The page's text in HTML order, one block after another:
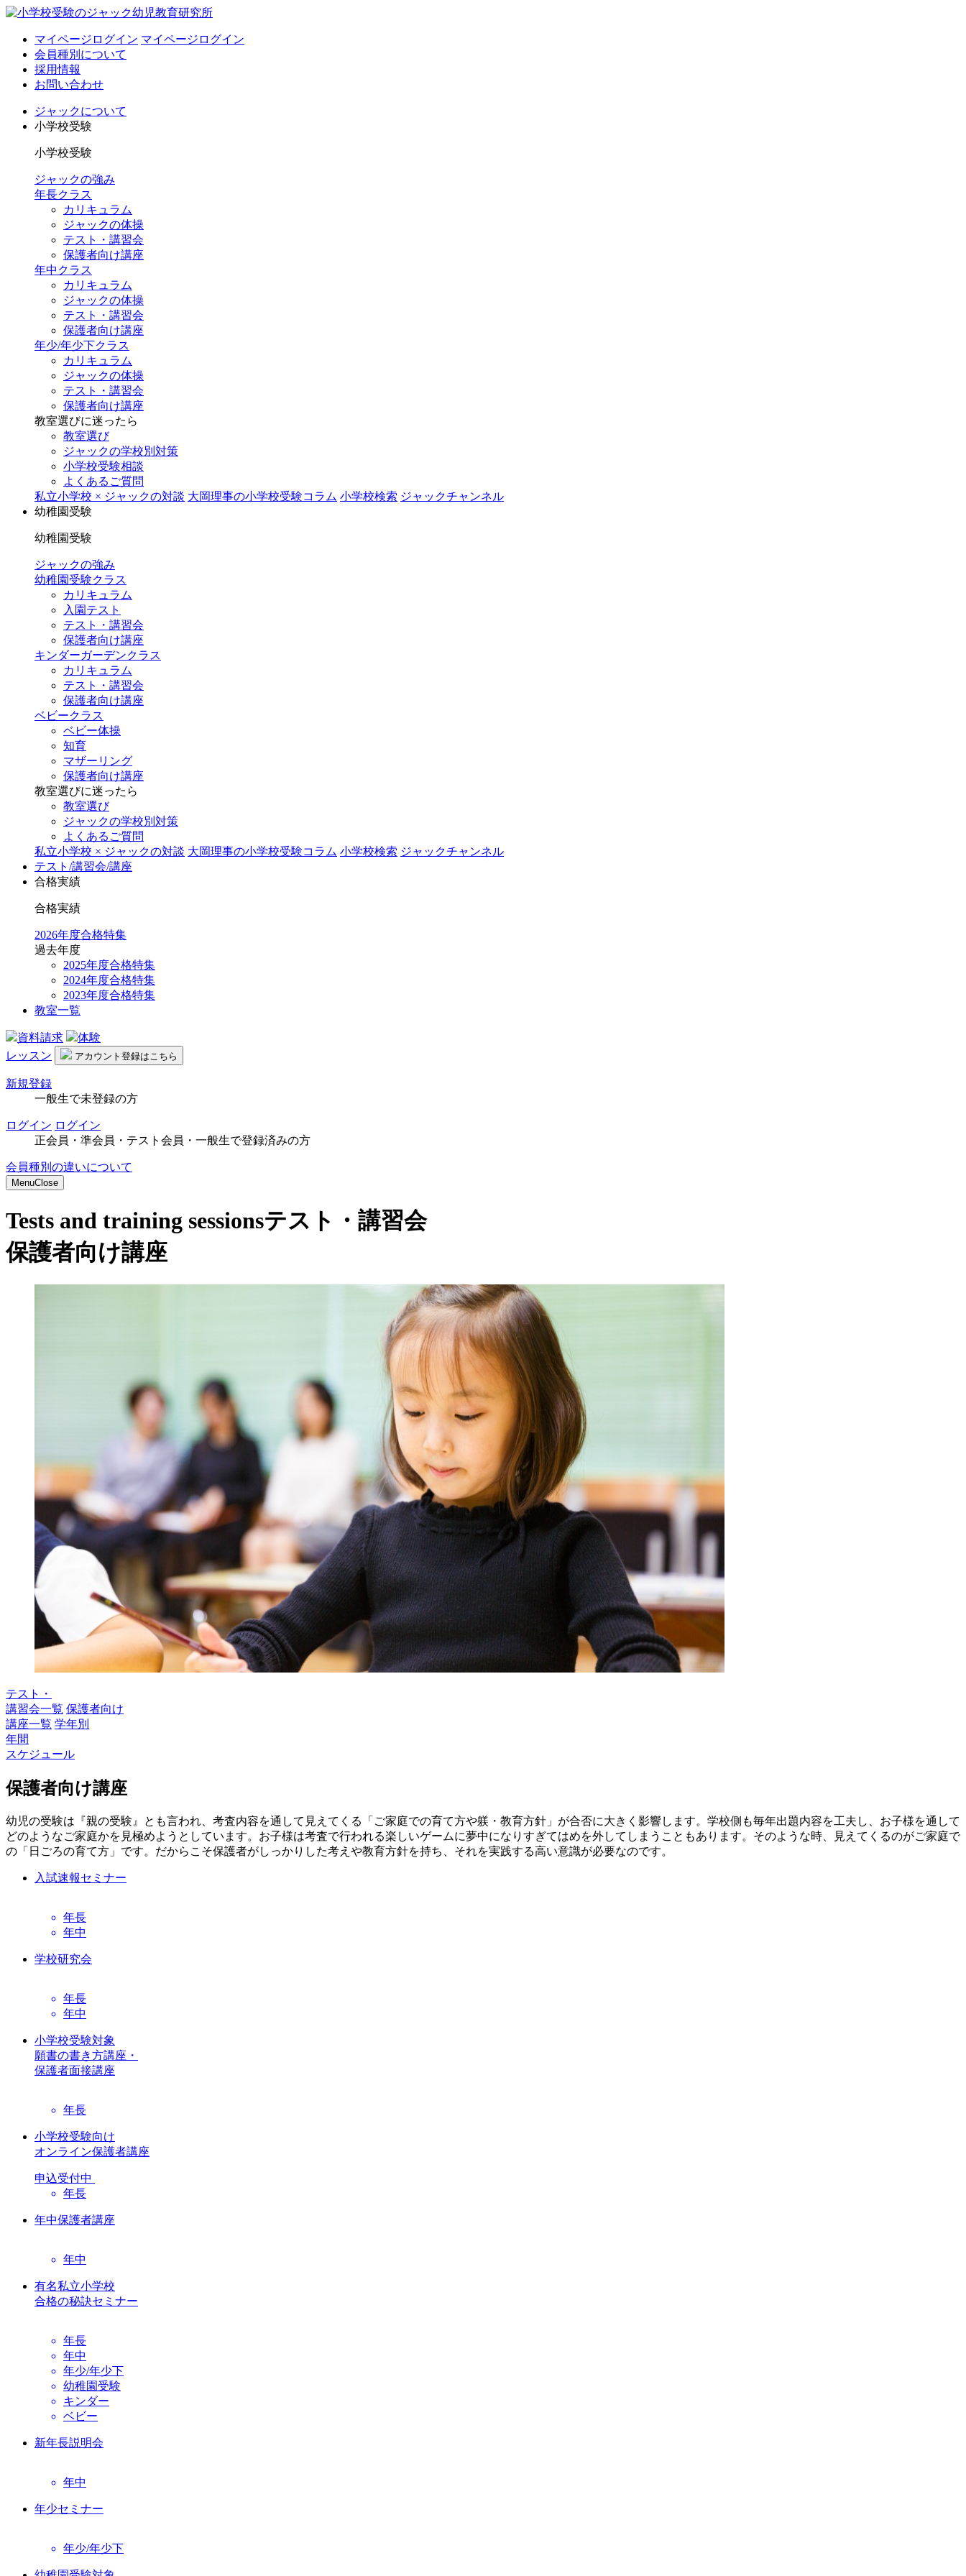
マイページログイン マイページログイン
会員種別について
採用情報
お問い合わせ
ジャックについて
小学校受験
小学校受験
ジャックの強み
年長クラス
カリキュラム
ジャックの体操
テスト・講習会
保護者向け講座
年中クラス
カリキュラム
ジャックの体操
テスト・講習会
保護者向け講座
年少/年少下クラス
カリキュラム
ジャックの体操
テスト・講習会
保護者向け講座
教室選びに迷ったら
教室選び
ジャックの学校別対策
小学校受験相談
よくあるご質問
私立小学校 × ジャックの対談 大岡理事の小学校受験コラム 小学校検索 ジャックチャンネル
幼稚園受験
幼稚園受験
ジャックの強み
幼稚園受験クラス
カリキュラム
入園テスト
テスト・講習会
保護者向け講座
キンダーガーデンクラス
カリキュラム
テスト・講習会
保護者向け講座
ベビークラス
ベビー体操
知育
マザーリング
保護者向け講座
教室選びに迷ったら
教室選び
ジャックの学校別対策
よくあるご質問
私立小学校 × ジャックの対談 大岡理事の小学校受験コラム 小学校検索 ジャックチャンネル
テスト/講習会/講座
合格実績
合格実績
2026年度合格特集
過去年度
2025年度合格特集
2024年度合格特集
2023年度合格特集
教室一覧
資料請求
体験
レッスン
アカウント 登録はこちら
新規登録
一般生で未登録の方
ログイン ログイン
正会員・準会員・テスト会員・一般生で登録済みの方
会員種別の違いについて
MenuClose
Tests and training sessionsテスト・講習会
保護者向け講座
テスト・
講習会一覧 保護者向け
講座一覧 学年別
年間
スケジュール
保護者向け講座
幼児の受験は『親の受験』とも言われ、考査内容を通して見えてくる「ご家庭での育て方や躾・教育方針」が合否に大きく影響します。学校側も毎年出題内容を工夫し、お子様を通して
どのようなご家庭かを見極めようとしています。お子様は考査で行われる楽しいゲームに夢中になりすぎてはめを外してしまうこともあります。そのような時、見えてくるのがご家庭で
の「日ごろの育て方」です。だからこそ保護者がしっかりした考えや教育方針を持ち、それを実践する高い意識が必要なのです。
入試速報セミナー
年長
年中
学校研究会
年長
年中
小学校受験対象
願書の書き方講座・
保護者面接講座
年長
小学校受験向け
オンライン保護者講座
申込受付中
年長
年中保護者講座
年中
有名私立小学校
合格の秘訣セミナー
年長
年中
年少/年少下
幼稚園受験
キンダー
ベビー
新年長説明会
年中
年少セミナー
年少/年少下